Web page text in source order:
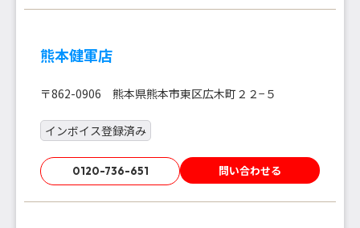
熊本健軍店
〒862-0906 熊本県熊本市東区広木町２２−５
インボイス登録済み
0120-736-651 問い合わせる